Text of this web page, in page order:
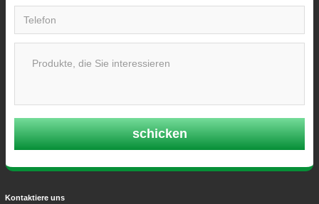
schicken
Kontaktiere uns